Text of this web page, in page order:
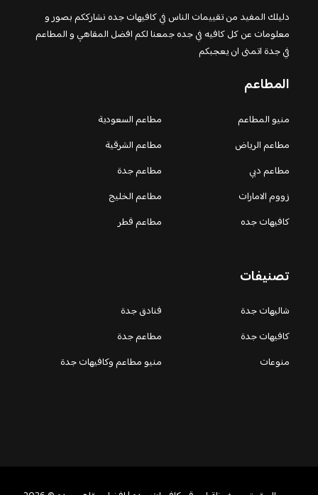
دليلك المفيد من تقييمات الناس في كافيهات جده نشارككم بصور و
معلومات عن كل كافيه في جده جمعنا لكم افضل المقاهي و المطاعم
في جدة اتمنى ان يعجبكم
المطاعم
منيو المطاعم
مطاعم السعودية
مطاعم الرياض
مطاعم الشرقية
مطاعم دبي
مطاعم جدة
زووم الامارات
مطاعم الخليج
كافيهات جده
مطاعم قطر
تصنيفات
شاليهات جدة
فنادق جدة
كافيهات جدة
مطاعم جدة
منوعات
منيو مطاعم وكافيهات جدة